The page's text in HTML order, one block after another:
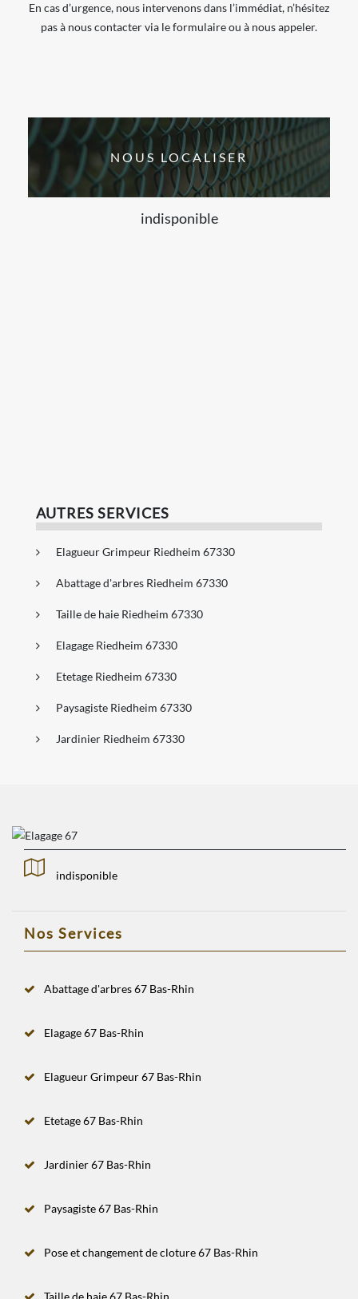
En cas d’urgence, nous intervenons dans l’immédiat, n’hésitez
pas à nous contacter via le formulaire ou à nous appeler.
NOUS LOCALISER
indisponible
AUTRES SERVICES
Elagueur Grimpeur Riedheim 67330
Abattage d'arbres Riedheim 67330
Taille de haie Riedheim 67330
Elagage Riedheim 67330
Etetage Riedheim 67330
Paysagiste Riedheim 67330
Jardinier Riedheim 67330
indisponible
Nos Services
Abattage d'arbres 67 Bas-Rhin
Elagage 67 Bas-Rhin
Elagueur Grimpeur 67 Bas-Rhin
Etetage 67 Bas-Rhin
Jardinier 67 Bas-Rhin
Paysagiste 67 Bas-Rhin
Pose et changement de cloture 67 Bas-Rhin
Taille de haie 67 Bas-Rhin